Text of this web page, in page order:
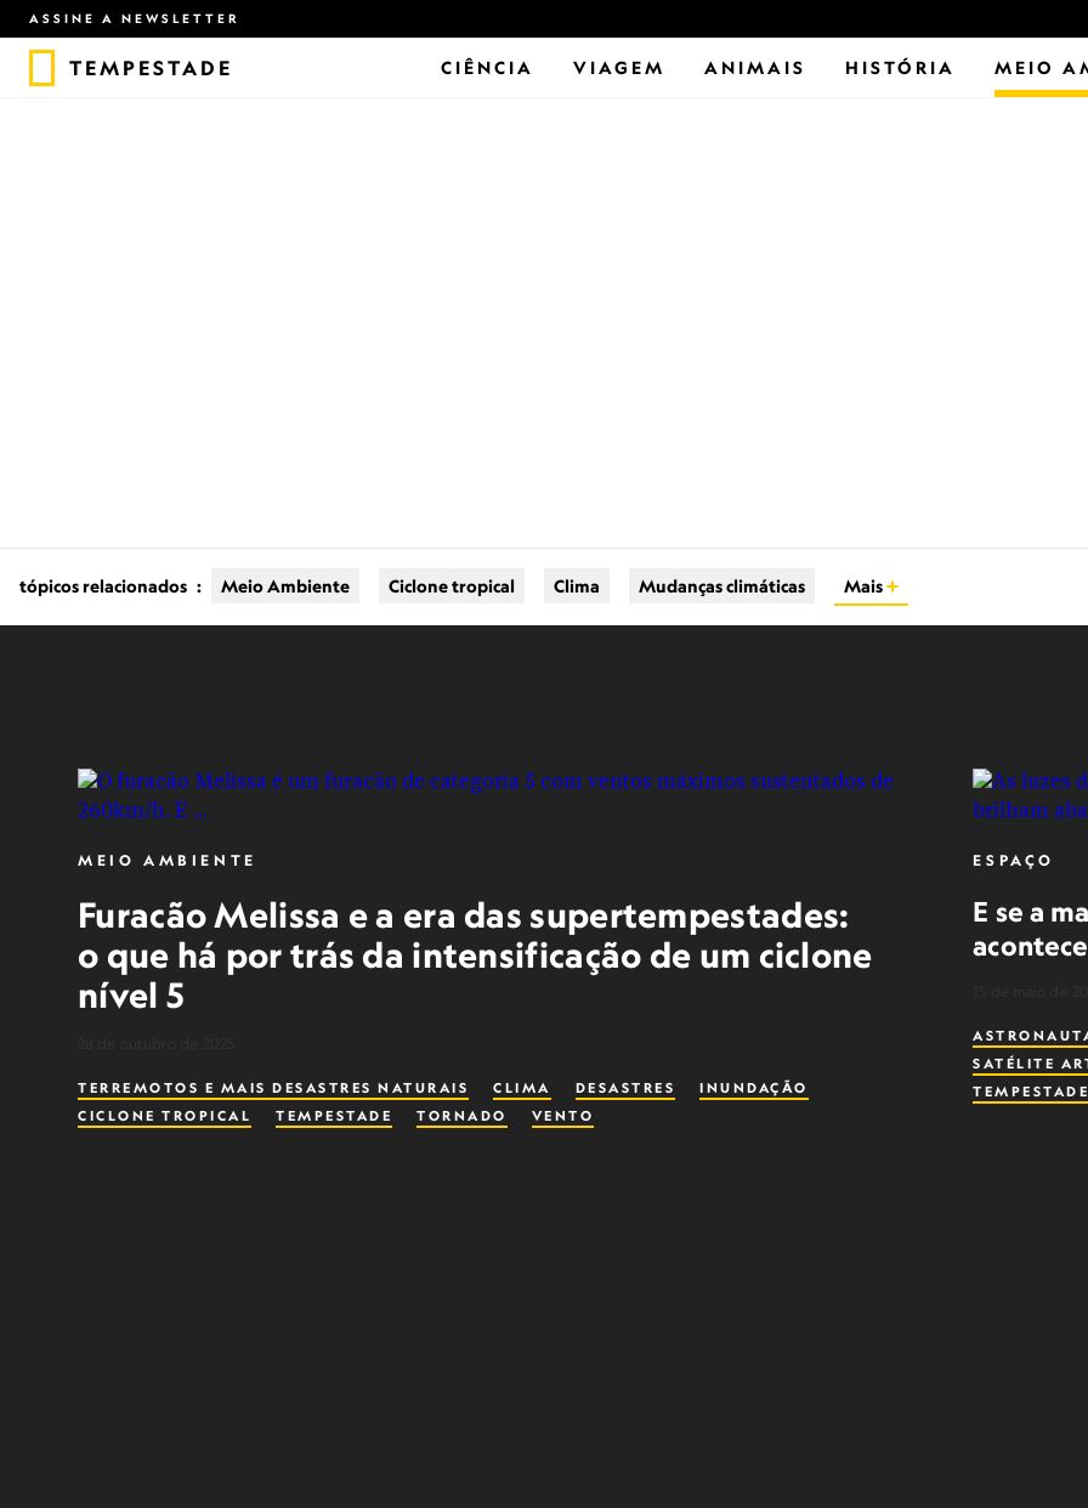
ASSINE A NEWSLETTER
TEMPESTADE CIÊNCIA VIAGEM ANIMAIS HISTÓRIA MEIO
tópicos relacionados : Meio Ambiente Ciclone tropical Clima Mudanças climáticas Mais
MEIO AMBIENTE
Furacão Melissa e a era das supertempestades:
o que há por trás da intensificação de um ciclone
nível 5
TERREMOTOS E MAIS DESASTRES NATURAIS CLIMA DESASTRES
INUNDAÇÃO
CICLONE TROPICAL
TEMPESTADE TORNADO VENTO
ESPAÇO
E se a
SATÉLITE
TEMPESTADE